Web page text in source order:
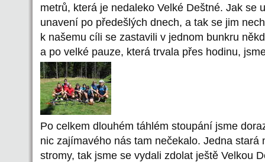
metrů, která je nedaleko Velké Deštné. Jak se
unavení po předešlých dnech, a tak se jim
k našemu cíli se zastavili v jednom bunkru
a po velké pauze, která trvala přes hodinu,
Po celkem dlouhém táhlém stoupání jsme
nic zajímavého nás tam nečekalo. Jedna stará
stromy, tak jsme se vydali zdolat ještě Velkou